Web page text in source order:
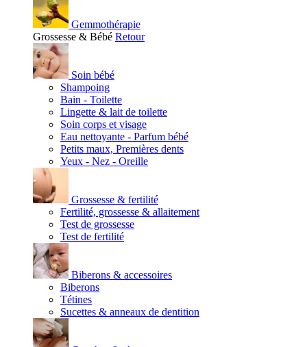
Gemmothérapie
Grossesse & Bébé Retour
Soin bébé
Shampoing
Bain - Toilette
Lingette & lait de toilette
Soin corps et visage
Eau nettoyante - Parfum bébé
Petits maux, Premières dents
Yeux - Nez - Oreille
Grossesse & fertilité
Fertilité, grossesse & allaitement
Test de grossesse
Test de fertilité
Biberons & accessoires
Biberons
Tétines
Sucettes & anneaux de dentition